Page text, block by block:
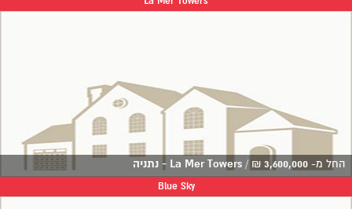
החל מ- 3,600,000
₪
/ La Mer Towers - נתניה
Blue Sky